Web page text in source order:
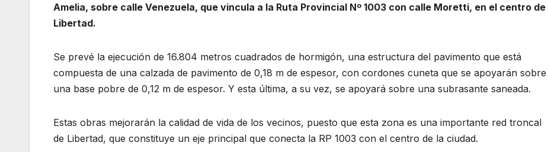
Amelia, sobre calle Venezuela, que vincula a la Ruta Provincial Nº 1003 con calle Moretti, en el centro de
Libertad.
Se prevé la ejecución de 16.804 metros cuadrados de hormigón, una estructura del pavimento que está
compuesta de una calzada de pavimento de 0,18 m de espesor, con cordones cuneta que se apoyarán sobre
una base pobre de 0,12 m de espesor. Y esta última, a su vez, se apoyará sobre una subrasante saneada.
Estas obras mejorarán la calidad de vida de los vecinos, puesto que esta zona es una importante red troncal
de Libertad, que constituye un eje principal que conecta la RP 1003 con el centro de la ciudad.